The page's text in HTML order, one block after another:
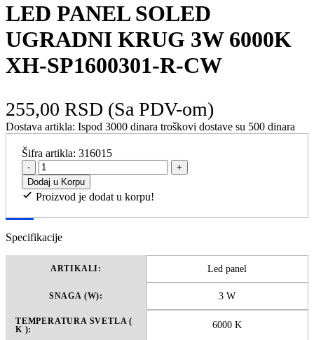
LED PANEL SOLED
UGRADNI KRUG 3W 6000K
XH-SP1600301-R-CW
255,00 RSD (Sa PDV-om)
Dostava artikla: Ispod 3000 dinara troškovi dostave su 500 dinara
Šifra artikla:316015
-
+
Dodaj u Korpu
Proizvod je dodat u korpu!
Specifikacije
ARTIKALI: Led panel
SNAGA (W): 3 W
TEMPERATURA SVETLA (
K ):
6000 K